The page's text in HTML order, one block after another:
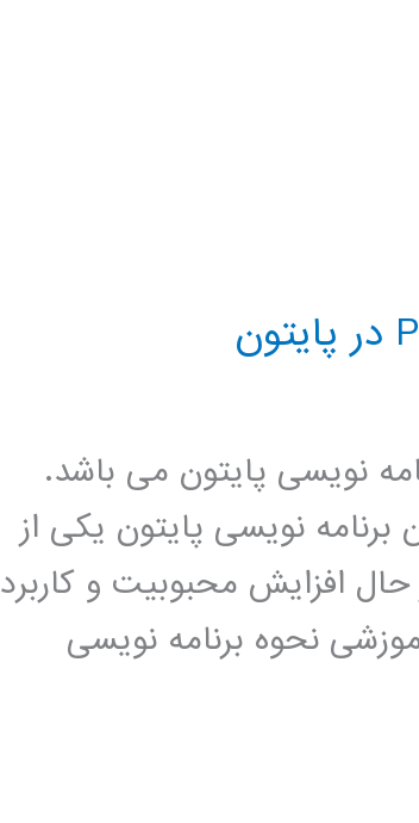
نویسی پایتون می باشد.
نویسی پایتون یکی از
افزایش محبوبیت و کاربرد
نحوه برنامه نویسی